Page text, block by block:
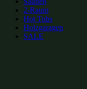
2-Raum
Hot Tubs
Holzgaragen
SALE